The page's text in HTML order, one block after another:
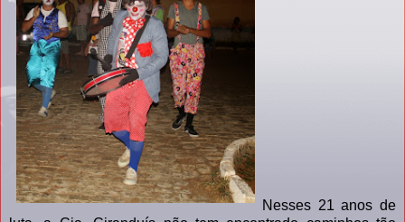
Nesses 21 anos de